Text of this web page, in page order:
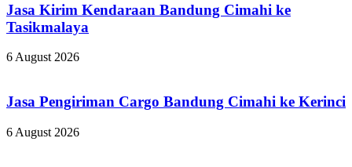
Jasa Kirim Kendaraan Bandung Cimahi ke
Tasikmalaya
6 August 2026
Jasa Pengiriman Cargo Bandung Cimahi ke Kerinci
6 August 2026